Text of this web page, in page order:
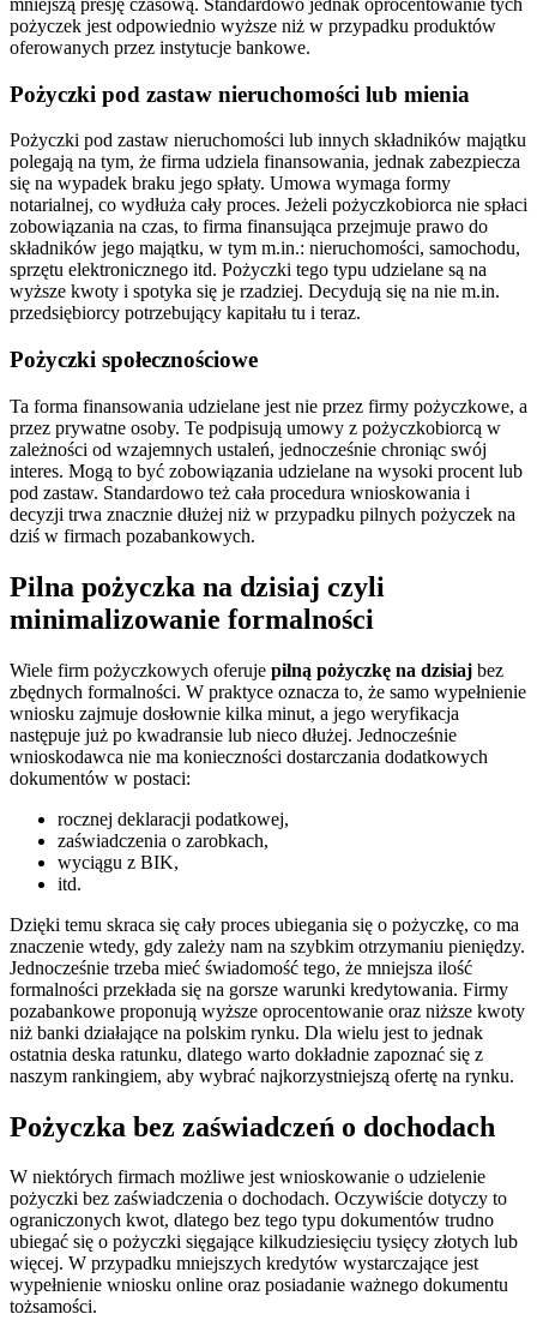
mniejszą presję czasową. Standardowo jednak oprocentowanie tych
pożyczek jest odpowiednio wyższe niż w przypadku produktów
oferowanych przez instytucje bankowe.
Pożyczki pod zastaw nieruchomości lub mienia
Pożyczki pod zastaw nieruchomości lub innych składników majątku
polegają na tym, że firma udziela finansowania, jednak zabezpiecza
się na wypadek braku jego spłaty. Umowa wymaga formy
notarialnej, co wydłuża cały proces. Jeżeli pożyczkobiorca nie spłaci
zobowiązania na czas, to firma finansująca przejmuje prawo do
składników jego majątku, w tym m.in.: nieruchomości, samochodu,
sprzętu elektronicznego itd. Pożyczki tego typu udzielane są na
wyższe kwoty i spotyka się je rzadziej. Decydują się na nie m.in.
przedsiębiorcy potrzebujący kapitału tu i teraz.
Pożyczki społecznościowe
Ta forma finansowania udzielane jest nie przez firmy pożyczkowe, a
przez prywatne osoby. Te podpisują umowy z pożyczkobiorcą w
zależności od wzajemnych ustaleń, jednocześnie chroniąc swój
interes. Mogą to być zobowiązania udzielane na wysoki procent lub
pod zastaw. Standardowo też cała procedura wnioskowania i
decyzji trwa znacznie dłużej niż w przypadku pilnych pożyczek na
dziś w firmach pozabankowych.
Pilna pożyczka na dzisiaj czyli
minimalizowanie formalności
Wiele firm pożyczkowych oferuje pilną pożyczkę na dzisiaj bez
zbędnych formalności. W praktyce oznacza to, że samo wypełnienie
wniosku zajmuje dosłownie kilka minut, a jego weryfikacja
następuje już po kwadransie lub nieco dłużej. Jednocześnie
wnioskodawca nie ma konieczności dostarczania dodatkowych
dokumentów w postaci:
rocznej deklaracji podatkowej,
zaświadczenia o zarobkach,
wyciągu z BIK,
itd.
Dzięki temu skraca się cały proces ubiegania się o pożyczkę, co ma
znaczenie wtedy, gdy zależy nam na szybkim otrzymaniu pieniędzy.
Jednocześnie trzeba mieć świadomość tego, że mniejsza ilość
formalności przekłada się na gorsze warunki kredytowania. Firmy
pozabankowe proponują wyższe oprocentowanie oraz niższe kwoty
niż banki działające na polskim rynku. Dla wielu jest to jednak
ostatnia deska ratunku, dlatego warto dokładnie zapoznać się z
naszym rankingiem, aby wybrać najkorzystniejszą ofertę na rynku.
Pożyczka bez zaświadczeń o dochodach
W niektórych firmach możliwe jest wnioskowanie o udzielenie
pożyczki bez zaświadczenia o dochodach. Oczywiście dotyczy to
ograniczonych kwot, dlatego bez tego typu dokumentów trudno
ubiegać się o pożyczki sięgające kilkudziesięciu tysięcy złotych lub
więcej. W przypadku mniejszych kredytów wystarczające jest
wypełnienie wniosku online oraz posiadanie ważnego dokumentu
tożsamości.